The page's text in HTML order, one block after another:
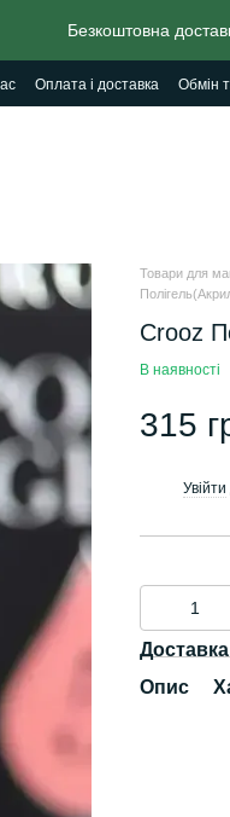
Безкоштовна
Оплата і доставка Обмін
Товари для
Crooz
В наявності
315
Увійти
Доставка
Опис